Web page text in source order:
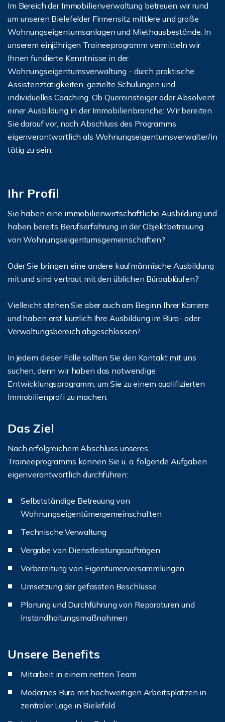
Im Bereich der Immobilienverwaltung betreuen wir rund
um unseren Bielefelder Firmensitz mittlere und große
Wohnungseigentumsanlagen und Miethausbestände. In
unserem einjährigen Traineeprogramm vermitteln wir
Ihnen fundierte Kenntnisse in der
Wohnungseigentumsverwaltung - durch praktische
Assistenztätigkeiten, gezielte Schulungen und
individuelles Coaching. Ob Quereinsteiger oder Absolvent
einer Ausbildung in der Immobilienbranche: Wir bereiten
Sie darauf vor, nach Abschluss des Programms
eigenverantwortlich als Wohnungseigentumsverwalter/in
tätig zu sein.
Ihr Profil
Sie haben eine immobilienwirtschaftliche Ausbildung und
haben bereits Berufserfahrung in der Objektbetreuung
von Wohnungseigentumsgemeinschaften?
Oder Sie bringen eine andere kaufmännische Ausbildung
mit und sind vertraut mit den üblichen Büroabläufen?
Vielleicht stehen Sie aber auch am Beginn Ihrer Karriere
und haben erst kürzlich Ihre Ausbildung im Büro- oder
Verwaltungsbereich abgeschlossen?
In jedem dieser Fälle sollten Sie den Kontakt mit uns
suchen, denn wir haben das notwendige
Entwicklungsprogramm, um Sie zu einem qualifizierten
Immobilienprofi zu machen.
Das Ziel
Nach erfolgreichem Abschluss unseres
Traineeprogramms können Sie u. a. folgende Aufgaben
eigenverantwortlich durchführen:
Selbstständige Betreuung von
Wohnungseigentümergemeinschaften
Technische Verwaltung
Vergabe von Dienstleistungsaufträgen
Vorbereitung von Eigentümerversammlungen
Umsetzung der gefassten Beschlüsse
Planung und Durchführung von Reparaturen und
Instandhaltungsmaßnahmen
Unsere Benefits
Mitarbeit in einem netten Team
Modernes Büro mit hochwertigen Arbeitsplätzen in
zentraler Lage in Bielefeld